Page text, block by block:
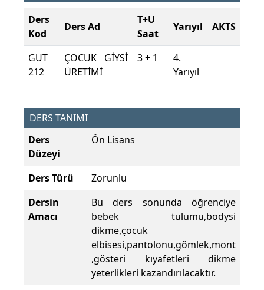
Ders
Kod
Ders Ad
T+U
Saat
Yarıyıl AKTS
GUT
212
ÇOCUK GİYSİ
ÜRETİMİ
3 + 1
4.
Yarıyıl
DERS TANIMI
Ders
Düzeyi
Ön Lisans
Ders Türü
Zorunlu
Dersin
Amacı
Bu ders sonunda öğrenciye
bebek tulumu,bodysi
dikme,çocuk
elbisesi,pantolonu,gömlek,mont
,gösteri kıyafetleri dikme
yeterlikleri kazandırılacaktır.